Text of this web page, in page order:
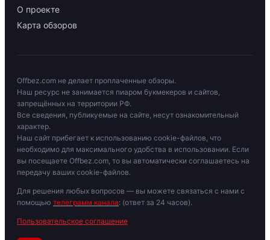
О проекте
Карта обзоров
Offbez.com не делает проплаченные обзоры.
Наш ресурс не занимается пиаром букмекеров и сайтов,
запрещённых на территории РФ.
Все сведения, публикуемые на сайте, несут ознакомительный
характер.
Наш сайт прибегает к использованию cookie-файлов, что
необходимо для максимального удобства в использовании. Если
вы посещаете Offbez.com, то вы автоматически соглашаетесь на
передачу ваших cookie-файлов.
Для решения любых вопросов — вы можете связаться с нами с
помощью телеграмм канала: (ответ за 24 часов).
Пользовательское соглашение